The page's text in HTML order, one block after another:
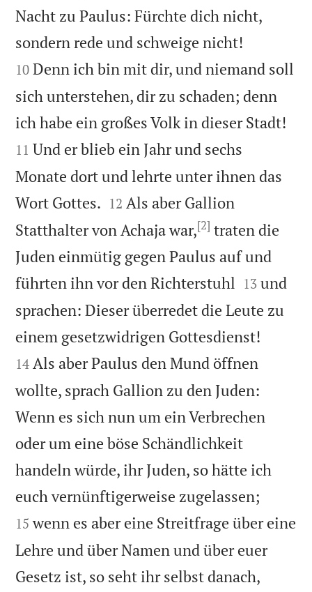
Nacht zu Paulus: Fürchte dich nicht,
sondern rede und schweige nicht!
10 Denn ich bin mit dir, und niemand soll
sich unterstehen, dir zu schaden; denn
ich habe ein großes Volk in dieser Stadt!
11 Und er blieb ein Jahr und sechs
Monate dort und lehrte unter ihnen das
Wort Gottes. 

12 Als aber Gallion
Statthalter von Achaja war,[2] traten die
Juden einmütig gegen Paulus auf und
führten ihn vor den Richterstuhl 

13 und
sprachen: Dieser überredet die Leute zu
einem gesetzwidrigen Gottesdienst!
14 Als aber Paulus den Mund öffnen
wollte, sprach Gallion zu den Juden:
Wenn es sich nun um ein Verbrechen
oder um eine böse Schändlichkeit
handeln würde, ihr Juden, so hätte ich
euch vernünftigerweise zugelassen;
15 wenn es aber eine Streitfrage über eine
Lehre und über Namen und über euer
Gesetz ist, so seht ihr selbst danach,